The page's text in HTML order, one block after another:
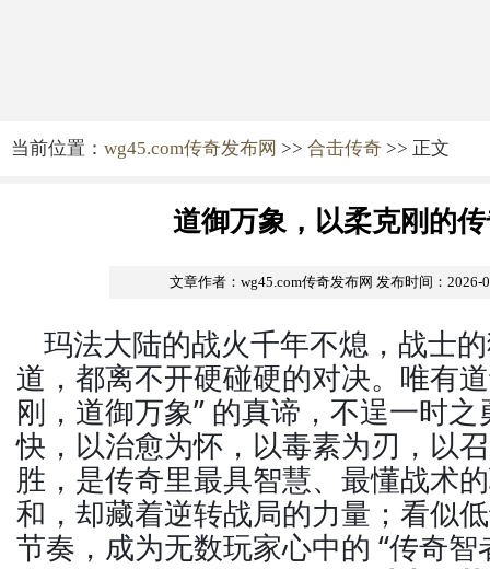
当前位置： wg45.com传奇发布网 >> 合击传奇 >> 正文
道御万象，以柔克刚的
文章作者：wg45.com传奇发布网 发布时间：2026-
玛法大陆的战火千年不熄，战士
道，都离不开硬碰硬的对决。唯有
刚，道御万象” 的真谛，不逞一时
快，以治愈为怀，以毒素为刃，以
胜，是传奇里最具智慧、最懂战术
和，却藏着逆转战局的力量；看似
节奏，成为无数玩家心中的 “传奇智